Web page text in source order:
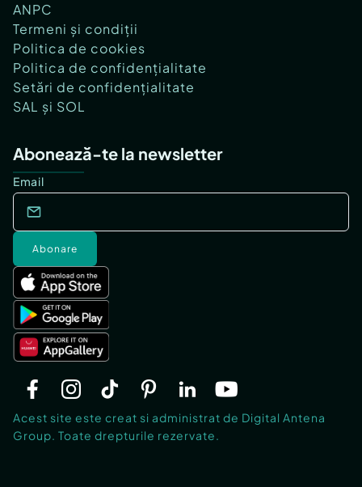
ANPC
Termeni și condiții
Politica de cookies
Politica de confidențialitate
Setări de confidențialitate
SAL și SOL
Abonează-te la newsletter
Email
Abonare
Acest site este creat si administrat de Digital Antena
Group. Toate drepturile rezervate.